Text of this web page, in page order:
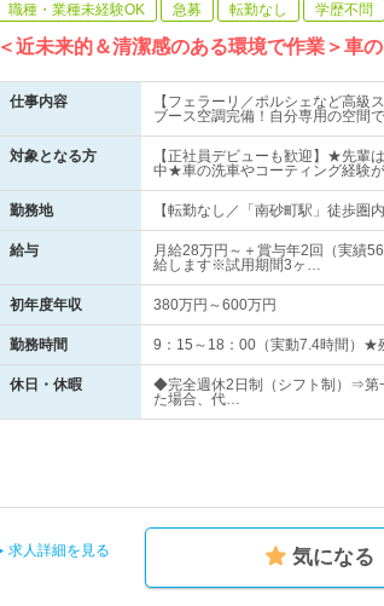
職種・業種未経験OK 急募 転勤なし 学歴不問
＜近未来的＆清潔感のある環境で作業＞車
仕事内容
【フェラーリ／ポルシェなど高
ブース空調完備！自分専用の空間
対象となる方
【正社員デビューも歓迎】★先輩
中★車の洗車やコーティング経験
勤務地 【転勤なし／「南砂町駅」徒歩
給与
月給28万円～＋賞与年2回（実績
給します※試用期間3ヶ…
初年度年収 380万円～600万円
勤務時間 9：15～18：00（実動7.4時間）
休日・休暇
◆完全週休2日制（シフト制）⇒第
た場合、代…
求人詳細を見る 気になる